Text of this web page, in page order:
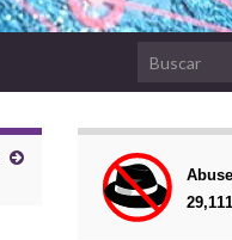
Search for: